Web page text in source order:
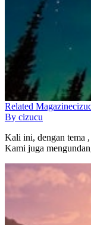
Related Magazine
By cizucu
Kali ini, dengan tema ,
Kami juga